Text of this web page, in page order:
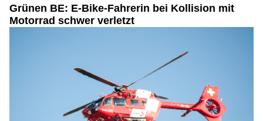
Grünen BE: E-Bike-Fahrerin bei Kollision mit
Motorrad schwer verletzt